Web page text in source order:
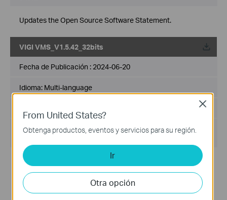
Updates the Open Source Software Statement.
VIGI VMS_V1.5.42_32bits
Fecha de Publicación : 2024-06-20
Idioma: Multi-language
Sistema de Operación : Windows 7/10/11/Server 2008
Updates the Open Source Software Statement.
From United States?
Obtenga productos, eventos y servicios para su región.
Ir
Otra opción
Close